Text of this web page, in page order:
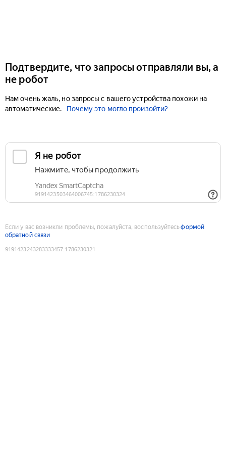
Подтвердите, что запросы отправляли вы, а
не робот
Нам очень жаль, но запросы с вашего устройства похожи на
автоматические.
Почему это могло произойти?
Если у вас возникли проблемы, пожалуйста, воспользуйтесьформой
обратной связи
9191423243283333457:1786230321